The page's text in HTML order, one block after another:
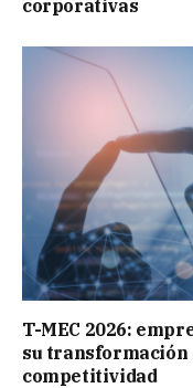
corporativas
T-MEC 2026:
su
competitividad